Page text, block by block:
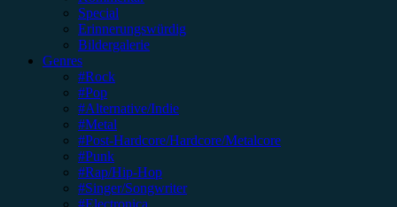
Special
Erinnerungswürdig
Bildergalerie
Genres
#Rock
#Pop
#Alternative/Indie
#Metal
#Post-Hardcore/Hardcore/Metalcore
#Punk
#Rap/Hip-Hop
#Singer/Songwriter